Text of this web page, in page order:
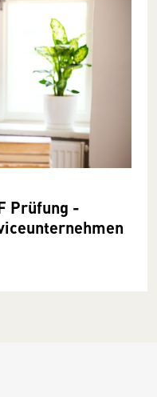
Prüfung -